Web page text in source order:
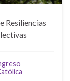
Resiliencias